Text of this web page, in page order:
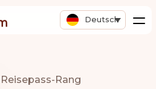
Deutsch
Reisepass-Rang